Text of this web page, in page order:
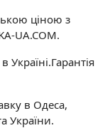
ціною з
UA.COM.
Україні.Гарантія
в Одеса,
України.